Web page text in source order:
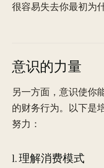
很容易失去你最初为
意识的力量
另一方面，意识使你
的财务行为。以下是
努力：
1. 理解消费模式